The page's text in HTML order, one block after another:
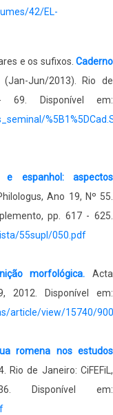
42/EL-
e os sufixos. Caderno
Jun/2013). Rio de
69. Disponível em:
e espanhol: aspectos
Ano 19, Nº 55.
pp. 617 - 625.
55supl/050.pdf
morfológica. Acta
2012. Disponível em:
article/view/15740/
romena nos estudos
Rio de Janeiro: CiFEFiL,
Disponível em: